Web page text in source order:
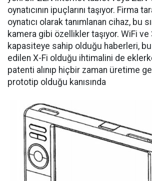
oynatıcının ipuçlarını taşıyor. Firma
oynatıcı olarak tanımlanan cihaz, bu
kamera gibi özellikler taşıyor. WiFi ve
kapasiteye sahip olduğu haberleri,
edilen X-Fi olduğu ihtimalini de
patenti alınıp hiçbir zaman üretime
prototip olduğu kanısında